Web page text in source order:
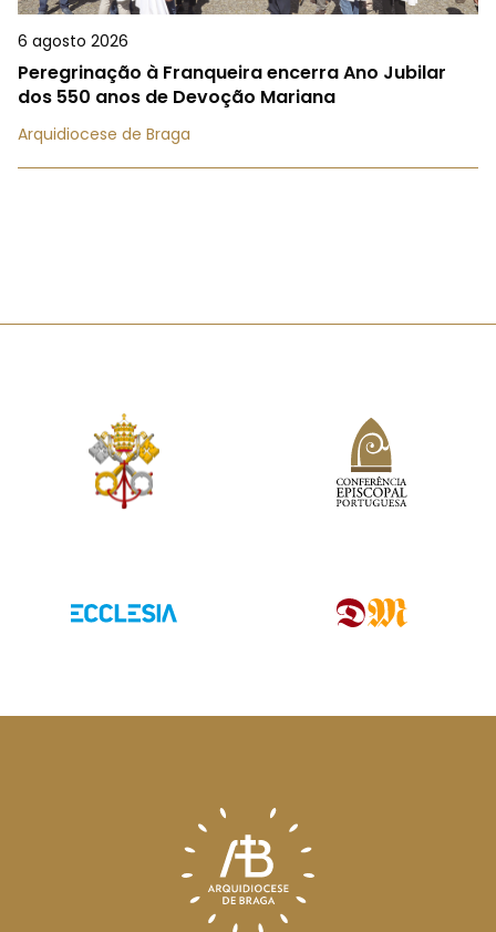
6 agosto 2026
Peregrinação à Franqueira encerra Ano Jubilar
dos 550 anos de Devoção Mariana
Arquidiocese de Braga